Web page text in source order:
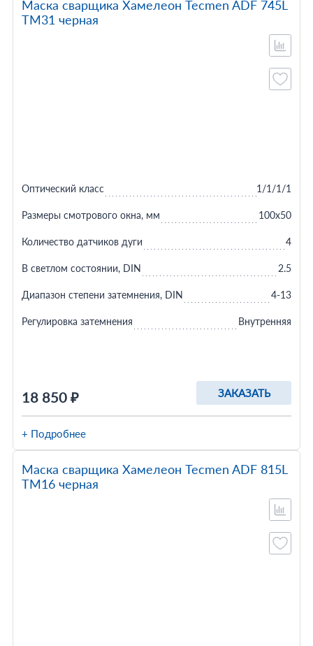
Маска сварщика Хамелеон Tecmen ADF 745L
TM31 черная
18 850 ₽ ЗАКАЗАТЬ
Оптический класс 1/1/1/1
Размеры смотрового окна, мм 100х50
Количество датчиков дуги 4
В светлом состоянии, DIN 2.5
Диапазон степени затемнения, DIN 4-13
Регулировка затемнения Внутренняя
+ Подробнее
Маска сварщика Хамелеон Tecmen ADF 815L
TM16 черная